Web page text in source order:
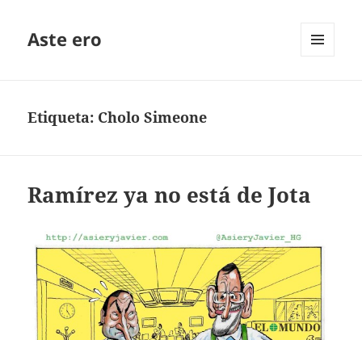
Aste ero
Etiqueta: Cholo Simeone
Ramírez ya no está de Jota